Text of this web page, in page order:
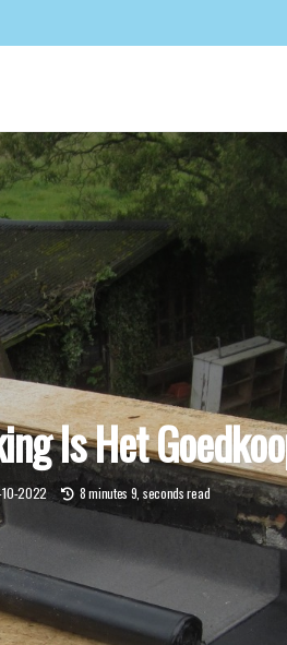
Is Het
2022 8 minutes 9, seconds read